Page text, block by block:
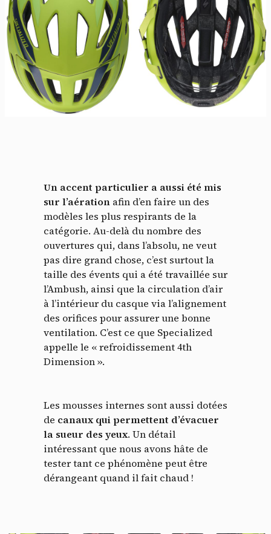
Un accent particulier a aussi été mis
sur l’aération afin d’en faire un des
modèles les plus respirants de la
catégorie. Au-delà du nombre des
ouvertures qui, dans l’absolu, ne veut
pas dire grand chose, c’est surtout la
taille des évents qui a été travaillée sur
l’Ambush, ainsi que la circulation d’air
à l’intérieur du casque via l’alignement
des orifices pour assurer une bonne
ventilation. C’est ce que Specialized
appelle le « refroidissement 4th
Dimension ».
Les mousses internes sont aussi dotées
de canaux qui permettent d’évacuer
la sueur des yeux. Un détail
intéressant que nous avons hâte de
tester tant ce phénomène peut être
dérangeant quand il fait chaud !